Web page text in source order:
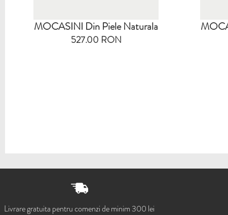
MOCASINI Din Piele Naturala
527.00 RON
Livrare gratuita pentru comenzi de minim 300 lei